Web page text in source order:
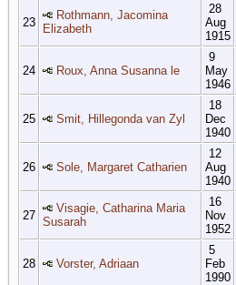
23
Rothmann, Jacomina
Elizabeth
28
Aug
1915
24 Roux, Anna Susanna le
9
May
1946
25 Smit, Hillegonda van Zyl
18
Dec
1940
26 Sole, Margaret Catharien
12
Aug
1940
27
Visagie, Catharina Maria
Susarah
16
Nov
1952
28 Vorster, Adriaan
5
Feb
1990